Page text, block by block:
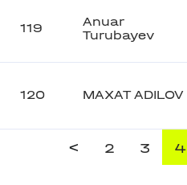
119
Anuar
Turubayev
120 MAXAT ADILOV
< 2 3 4